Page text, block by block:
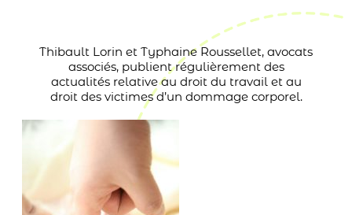
Thibault Lorin et Typhaine Roussellet, avocats
associés, publient régulièrement des
actualités relative au droit du travail et au
droit des victimes d’un dommage corporel.